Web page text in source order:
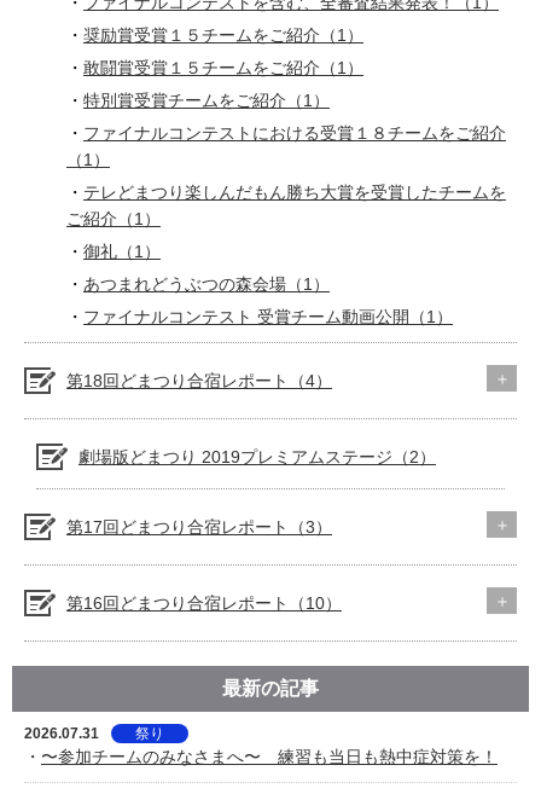
奨励賞受賞１５チームをご紹介（1）
敢闘賞受賞１５チームをご紹介（1）
特別賞受賞チームをご紹介（1）
ファイナルコンテストにおける受賞１８チームをご紹介
（1）
テレどまつり楽しんだもん勝ち大賞を受賞したチームを
ご紹介（1）
御礼（1）
あつまれどうぶつの森会場（1）
ファイナルコンテスト 受賞チーム動画公開（1）
第18回どまつり合宿レポート（4）
劇場版どまつり 2019プレミアムステージ（2）
第17回どまつり合宿レポート（3）
第16回どまつり合宿レポート（10）
最新の記事
2026.07.31 祭り
・ 〜参加チームのみなさまへ〜 練習も当日も熱中症対策を！